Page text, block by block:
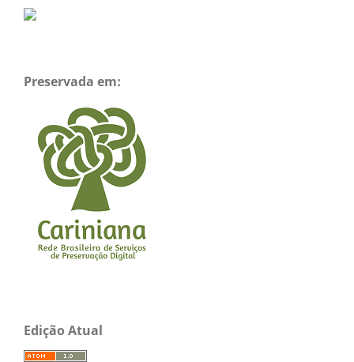
Preservada em:
Edição Atual